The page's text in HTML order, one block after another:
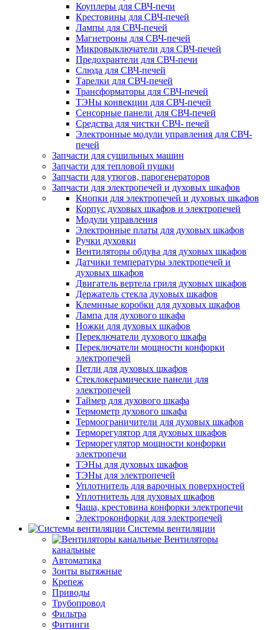
Коуплеры для СВЧ-печи
Крестовины для СВЧ-печей
Лампы для СВЧ-печей
Магнетроны для СВЧ-печей
Микровыключатели для СВЧ-печей
Предохрантели для СВЧ-печи
Слюда для СВЧ-печей
Тарелки для СВЧ-печей
Трансформаторы для СВЧ-печей
ТЭНы конвекции для СВЧ-печей
Сенсорные панели для СВЧ-печей
Средства для чистки СВЧ- печей
Электронные модули управления для СВЧ-
печей
Запчасти для сушильных машин
Запчасти для тепловой пушки
Запчасти для утюгов, парогенераторов
Запчасти для электропечей и духовых шкафов
Кнопки для электропечей и духовых шкафов
Корпус духовых шкафов и электропечей
Модули управления
Электронные платы для духовых шкафов
Ручки духовки
Вентиляторы обдува для духовых шкафов
Датчики температуры электропечей и
духовых шкафов
Двигатель вертела гриля духовых шкафов
Держатель стекла духовых шкафов
Клемнные коробки для духовых шкафов
Лампа для духового шкафа
Ножки для духовых шкафов
Переключатели духового шкафа
Переключатели мощности конфорки
электропечей
Петли для духовых шкафов
Стеклокерамические панели для
электропечей
Таймер для духового шкафа
Термометр духового шкафа
Термоограничители для духовых шкафов
Терморегулятор для духовых шкафов
Терморегулятор мощности конфорки
электропечи
ТЭНы для духовых шкафов
ТЭНы для электропечей
Уплотнитель для варочных поверхностей
Уплотнитель для духовых шкафов
Чаша, крестовина конфорки электропечи
Электроконфорки для электропечей
Системы вентиляции
Вентиляторы
канальные
Автоматика
Зонты вытяжные
Крепеж
Приводы
Трубопровод
Фильтра
Фитинги